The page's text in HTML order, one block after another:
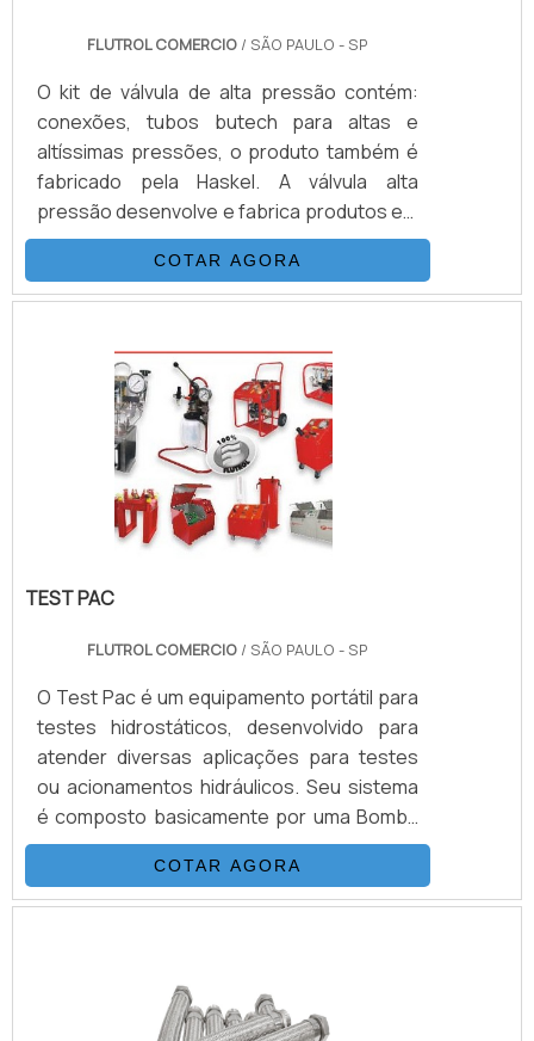
FLUTROL COMERCIO / SÃO PAULO - SP
O kit de válvula de alta pressão contém:
conexões, tubos butech para altas e
altíssimas pressões, o produto também é
fabricado pela Haskel. A válvula alta
pressão desenvolve e fabrica produtos em
aço inoxidável, monel e hasteloy, os
principais itens da válvula são válvulas
esfera, agulha, retenção, tubos de
equipamentos sub-sea, como válvulas
atuadas e conexões.INFORMAÇÕES
BÁSICAS SOBRE O PRODUTOA válvula
agulha é revestido em aço inox com bitolas
COTAR AGORA
TEST PAC
FLUTROL COMERCIO / SÃO PAULO - SP
O Test Pac é um equipamento portátil para
testes hidrostáticos, desenvolvido para
atender diversas aplicações para testes
ou acionamentos hidráulicos. Seu sistema
é composto basicamente por uma Bomba
Hidropneumática Haskel, kit de preparação
de ar, conjunto de filtros, válvulas, skid
tubular carbono ou inox, ou tanque
vantagens em relação às bombas
convencionais, podendo aumentar a
COTAR AGORA